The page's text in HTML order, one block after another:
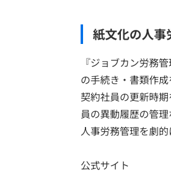
紙文化の人事
『ジョブカン労務
の手続き・書類作成
契約社員の更新時
員の異動履歴の管
人事労務管理を劇的
公式サイト